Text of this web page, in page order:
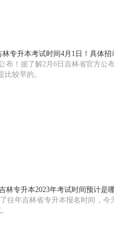
林专升本考试时间4月1日！具体招
布！据了解2月6日吉林省官方
较早的。
林专升本2023年考试时间预计是
往年吉林省专升本报名时间，